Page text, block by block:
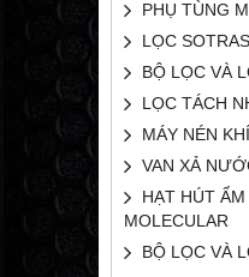
PHỤ TÙNG
LỌC
BỘ LỌC VÀ
LỌC TÁCH
MÁY NÉN
VAN XẢ
HẠT HÚT
MOLECULAR
BỘ LỌC VÀ